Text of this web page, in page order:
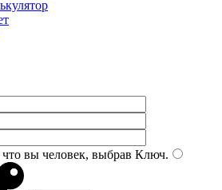
вы человек, выбрав Ключ.